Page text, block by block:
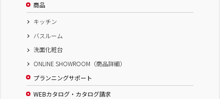
商品
キッチン
バスルーム
洗面化粧台
ONLINE SHOWROOM（商品詳細）
プランニングサポート
WEBカタログ・カタログ請求